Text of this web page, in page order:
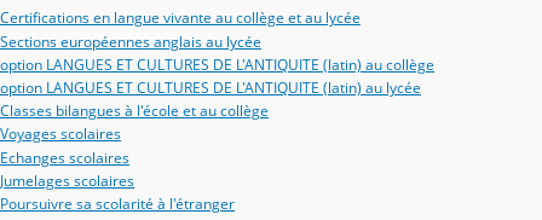
Certifications en langue vivante au collège et au lycée
Sections européennes anglais au lycée
option LANGUES ET CULTURES DE L'ANTIQUITE (latin) au collège
option LANGUES ET CULTURES DE L'ANTIQUITE (latin) au lycée
Classes bilangues à l'école et au collège
Voyages scolaires
Echanges scolaires
Jumelages scolaires
Poursuivre sa scolarité à l'étranger